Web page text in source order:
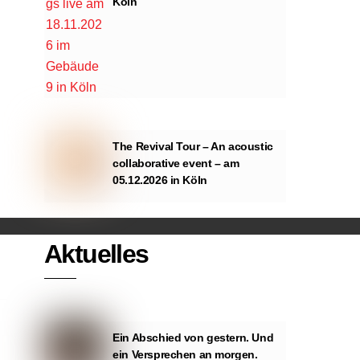
The Revival Tour – An acoustic
collaborative event – am
05.12.2026 in Köln
Aktuelles
Ein Abschied von gestern. Und
ein Versprechen an morgen.